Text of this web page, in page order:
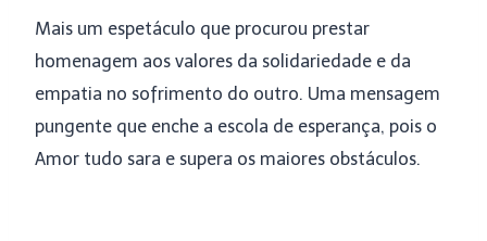
Mais um espetáculo que procurou prestar
homenagem aos valores da solidariedade e da
empatia no sofrimento do outro. Uma mensagem
pungente que enche a escola de esperança, pois o
Amor tudo sara e supera os maiores obstáculos.